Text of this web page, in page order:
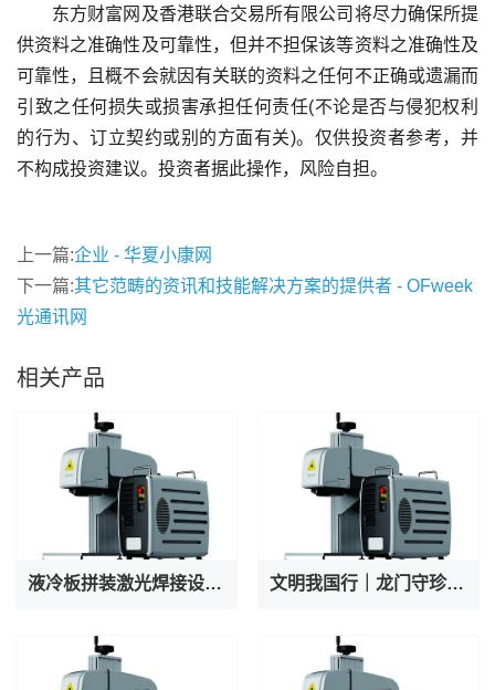
东方财富网及香港联合交易所有限公司将尽力确保所提
供资料之准确性及可靠性，但并不担保该等资料之准确性及
可靠性，且概不会就因有关联的资料之任何不正确或遗漏而
引致之任何损失或损害承担任何责任(不论是否与侵犯权利
的行为、订立契约或别的方面有关)。仅供投资者参考，并
不构成投资建议。投资者据此操作，风险自担。
上一篇:企业 - 华夏小康网
下一篇:其它范畴的资讯和技能解决方案的提供者 - OFweek
光通讯网
相关产品
液冷板拼装激光焊接设备厂家专业出产AI服务器液冷阀焊接机 文明我国行｜龙门守珍：为千年石窟注入“数字生命力”